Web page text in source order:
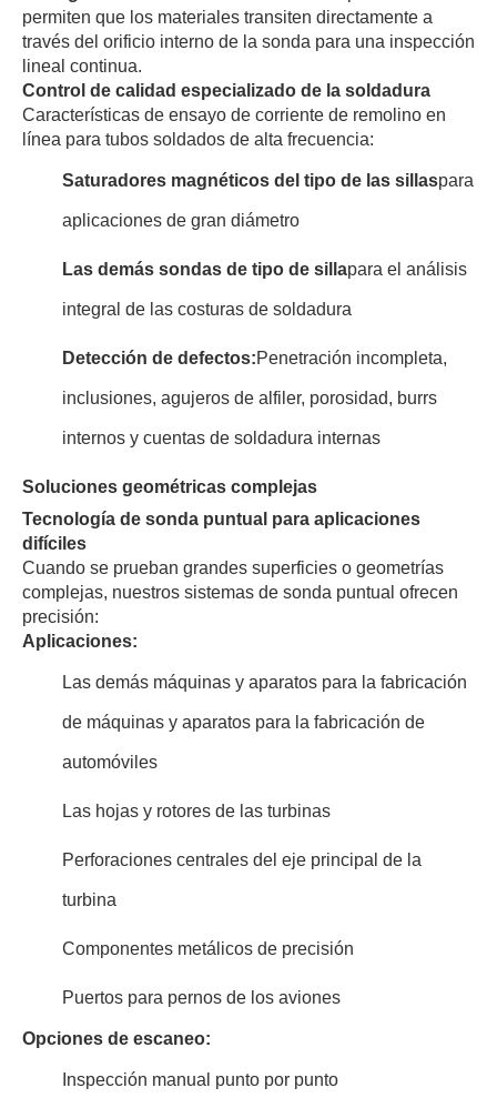
permiten que los materiales transiten directamente a
través del orificio interno de la sonda para una inspección
lineal continua.
Control de calidad especializado de la soldadura
Características de ensayo de corriente de remolino en
línea para tubos soldados de alta frecuencia:
Saturadores magnéticos del tipo de las sillaspara
aplicaciones de gran diámetro
Las demás sondas de tipo de sillapara el análisis
integral de las costuras de soldadura
Detección de defectos:Penetración incompleta,
inclusiones, agujeros de alfiler, porosidad, burrs
internos y cuentas de soldadura internas
Soluciones geométricas complejas
Tecnología de sonda puntual para aplicaciones
difíciles
Cuando se prueban grandes superficies o geometrías
complejas, nuestros sistemas de sonda puntual ofrecen
precisión:
Aplicaciones:
Las demás máquinas y aparatos para la fabricación
de máquinas y aparatos para la fabricación de
automóviles
Las hojas y rotores de las turbinas
Perforaciones centrales del eje principal de la
turbina
Componentes metálicos de precisión
Puertos para pernos de los aviones
Opciones de escaneo:
Inspección manual punto por punto